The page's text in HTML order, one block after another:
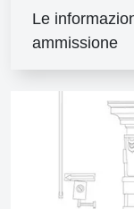
Le
ammissione